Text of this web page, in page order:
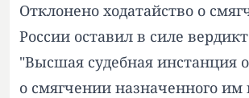
Отклонено ходатайство о
России оставил в силе
"Высшая судебная инстанция
о смягчении назначенного им